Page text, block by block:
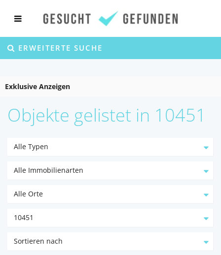
ERWEITERTE SUCHE
Exklusive Anzeigen
Objekte gelistet in 10451
Alle Typen
Alle Immobilienarten
Alle Orte
10451
Sortieren nach